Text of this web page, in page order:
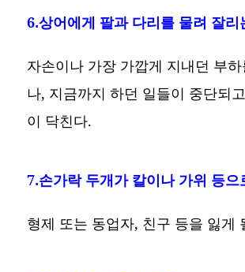
6.상어에게 팔과 다리를 물려 잘리
자손이나 가장 가깝게 지내던 부
나, 지금까지 하던 일들이 중단되
이 닥친다.
7.손가락 두개가 칼이나 가위 등으
형제 또는 동업자, 친구 등을 잃게